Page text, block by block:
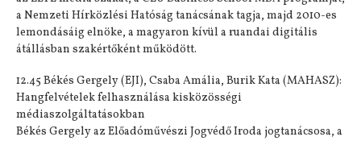
a Nemzeti Hírközlési Hatóság tanácsának tagja, majd 2010-es
lemondásáig elnöke, a magyaron kívül a ruandai digitális
átállásban szakértőként működött.
12.45 Békés Gergely (EJI), Csaba Amália, Burik Kata (MAHASZ):
Hangfelvételek felhasználása kisközösségi
médiaszolgáltatásokban
Békés Gergely az Előadóművészi Jogvédő Iroda jogtanácsosa, a